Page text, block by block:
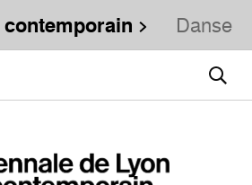
Danse